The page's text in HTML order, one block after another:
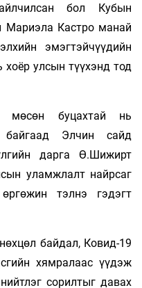
бол Кубын
Мариэла Кастро манай
эмэгтэйчүүдийн
хоёр улсын түүхэнд тод
мөсөн буцахтай нь
байгаад Элчин сайд
дарга Ө.Шижирт
уламжлалт найрсаг
тэлнэ гэдэгт
байдал, Ковид-19
хямралаас үүдэж
сорилтыг давах